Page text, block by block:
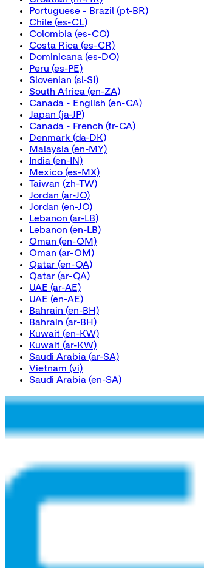
Portuguese - Brazil (pt-BR)
Chile (es-CL)
Colombia (es-CO)
Costa Rica (es-CR)
Dominicana (es-DO)
Peru (es-PE)
Slovenian (sl-SI)
South Africa (en-ZA)
Canada - English (en-CA)
Japan (ja-JP)
Canada - French (fr-CA)
Denmark (da-DK)
Malaysia (en-MY)
India (en-IN)
Mexico (es-MX)
Taiwan (zh-TW)
Jordan (ar-JO)
Jordan (en-JO)
Lebanon (ar-LB)
Lebanon (en-LB)
Oman (en-OM)
Oman (ar-OM)
Qatar (en-QA)
Qatar (ar-QA)
UAE (ar-AE)
UAE (en-AE)
Bahrain (en-BH)
Bahrain (ar-BH)
Kuwait (en-KW)
Kuwait (ar-KW)
Saudi Arabia (ar-SA)
Vietnam (vi)
Saudi Arabia (en-SA)